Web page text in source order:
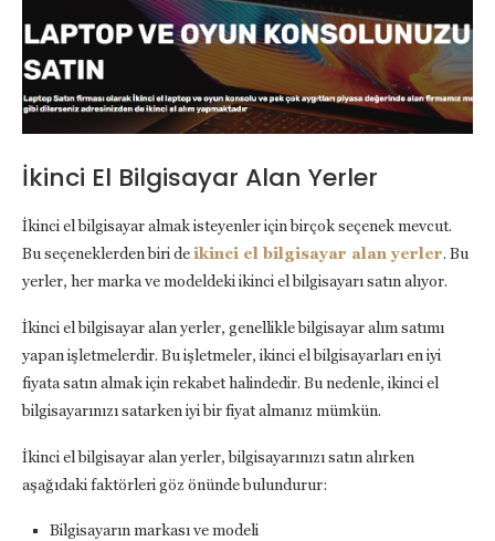
İkinci El Bilgisayar Alan Yerler
İkinci el bilgisayar almak isteyenler için birçok seçenek mevcut.
Bu seçeneklerden biri deikinci el bilgisayar alan yerler. Bu
yerler, her marka ve modeldeki ikinci el bilgisayarı satın alıyor.
İkinci el bilgisayar alan yerler, genellikle bilgisayar alım satımı
yapan işletmelerdir. Bu işletmeler, ikinci el bilgisayarları en iyi
fiyata satın almak için rekabet halindedir. Bu nedenle, ikinci el
bilgisayarınızı satarken iyi bir fiyat almanız mümkün.
İkinci el bilgisayar alan yerler, bilgisayarınızı satın alırken
aşağıdaki faktörleri göz önünde bulundurur:
Bilgisayarın markası ve modeli